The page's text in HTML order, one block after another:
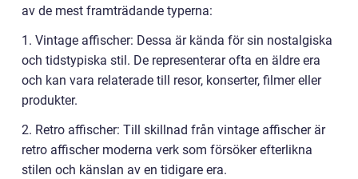
av de mest framträdande typerna:
1. Vintage affischer: Dessa är kända för sin nostalgiska
och tidstypiska stil. De representerar ofta en äldre era
och kan vara relaterade till resor, konserter, filmer eller
produkter.
2. Retro affischer: Till skillnad från vintage affischer är
retro affischer moderna verk som försöker efterlikna
stilen och känslan av en tidigare era.